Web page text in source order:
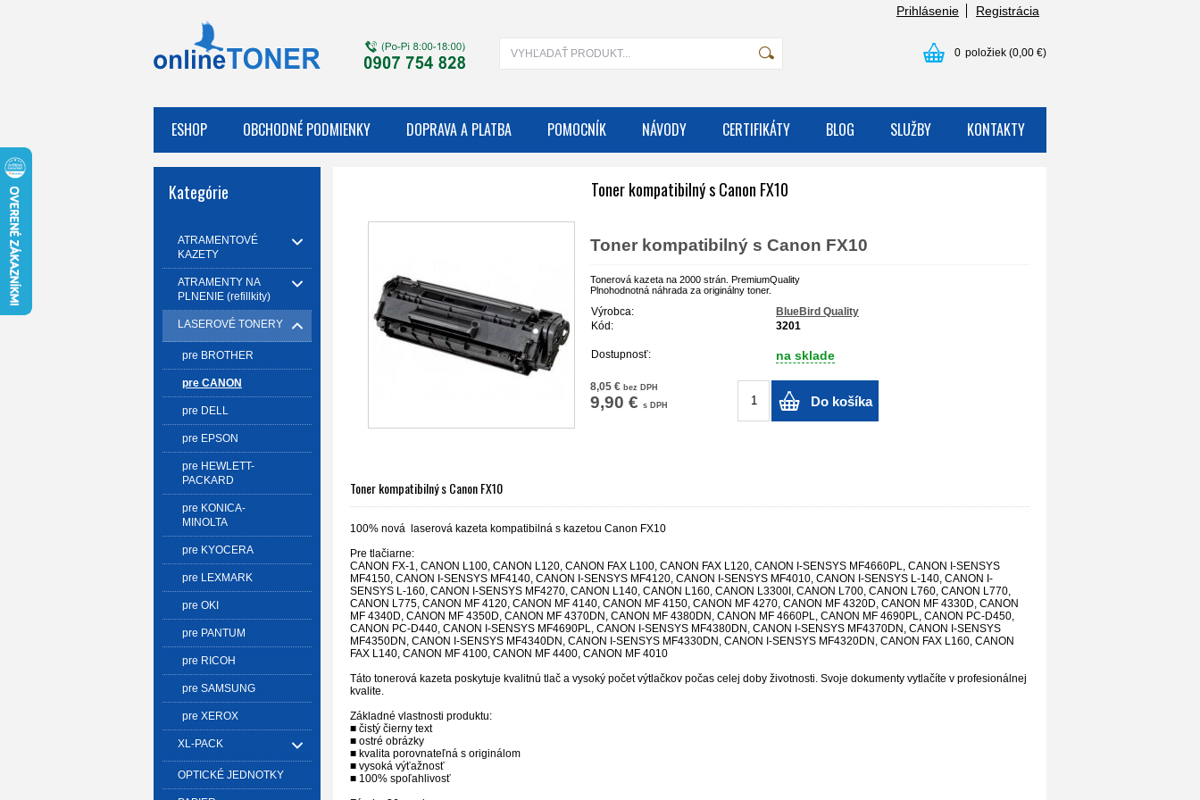
Prihlásenie Registrácia
0 položiek (0,00 €)
ESHOP OBCHODNÉ PODMIENKY DOPRAVA A PLATBA POMOCNÍK NÁVODY CERTIFIKÁTY BLOG SLUŽBY KONTAKTY
Kategórie
ATRAMENTOVÉ
KAZETY
ATRAMENTY NA
PLNENIE (refillkity)
LASEROVÉ TONERY
pre BROTHER
pre CANON
pre DELL
pre EPSON
pre HEWLETT-
PACKARD
pre KONICA-
MINOLTA
pre KYOCERA
pre LEXMARK
pre OKI
pre PANTUM
pre RICOH
pre SAMSUNG
pre XEROX
XL-PACK
OPTICKÉ JEDNOTKY
Toner kompatibilný s Canon FX10
Toner kompatibilný s Canon FX10
Tonerová kazeta na 2000 strán. PremiumQuality
Plnohodnotná náhrada za originálny toner.
Výrobca:
BlueBird Quality
Kód:
3201
Dostupnosť: na sklade
8,05 € bez DPH
9,90 € s DPH Do košíka
Toner kompatibilný s Canon FX10
100% nová laserová kazeta kompatibilná s kazetou Canon FX10
Pre tlačiarne:
CANON FX-1, CANON L100, CANON L120, CANON FAX L100, CANON FAX L120, CANON I-SENSYS MF4660PL, CANON I-SENSYS
MF4150, CANON I-SENSYS MF4140, CANON I-SENSYS MF4120, CANON I-SENSYS MF4010, CANON I-SENSYS L-140, CANON I-
SENSYS L-160, CANON I-SENSYS MF4270, CANON L140, CANON L160, CANON L3300I, CANON L700, CANON L760, CANON L770,
CANON L775, CANON MF 4120, CANON MF 4140, CANON MF 4150, CANON MF 4270, CANON MF 4320D, CANON MF 4330D, CANON
MF 4340D, CANON MF 4350D, CANON MF 4370DN, CANON MF 4380DN, CANON MF 4660PL, CANON MF 4690PL, CANON PC-D450,
CANON PC-D440, CANON I-SENSYS MF4690PL, CANON I-SENSYS MF4380DN, CANON I-SENSYS MF4370DN, CANON I-SENSYS
MF4350DN, CANON I-SENSYS MF4340DN, CANON I-SENSYS MF4330DN, CANON I-SENSYS MF4320DN, CANON FAX L160, CANON
FAX L140, CANON MF 4100, CANON MF 4400, CANON MF 4010
Táto tonerová kazeta poskytuje kvalitnú tlač a vysoký počet výtlačkov počas celej doby životnosti. Svoje dokumenty vytlačíte v profesionálnej
kvalite.
Základné vlastnosti produktu:
■ čistý čierny text
■ ostré obrázky
■ kvalita porovnateľná s originálom
■ vysoká výťažnosť
■ 100% spoľahlivosť